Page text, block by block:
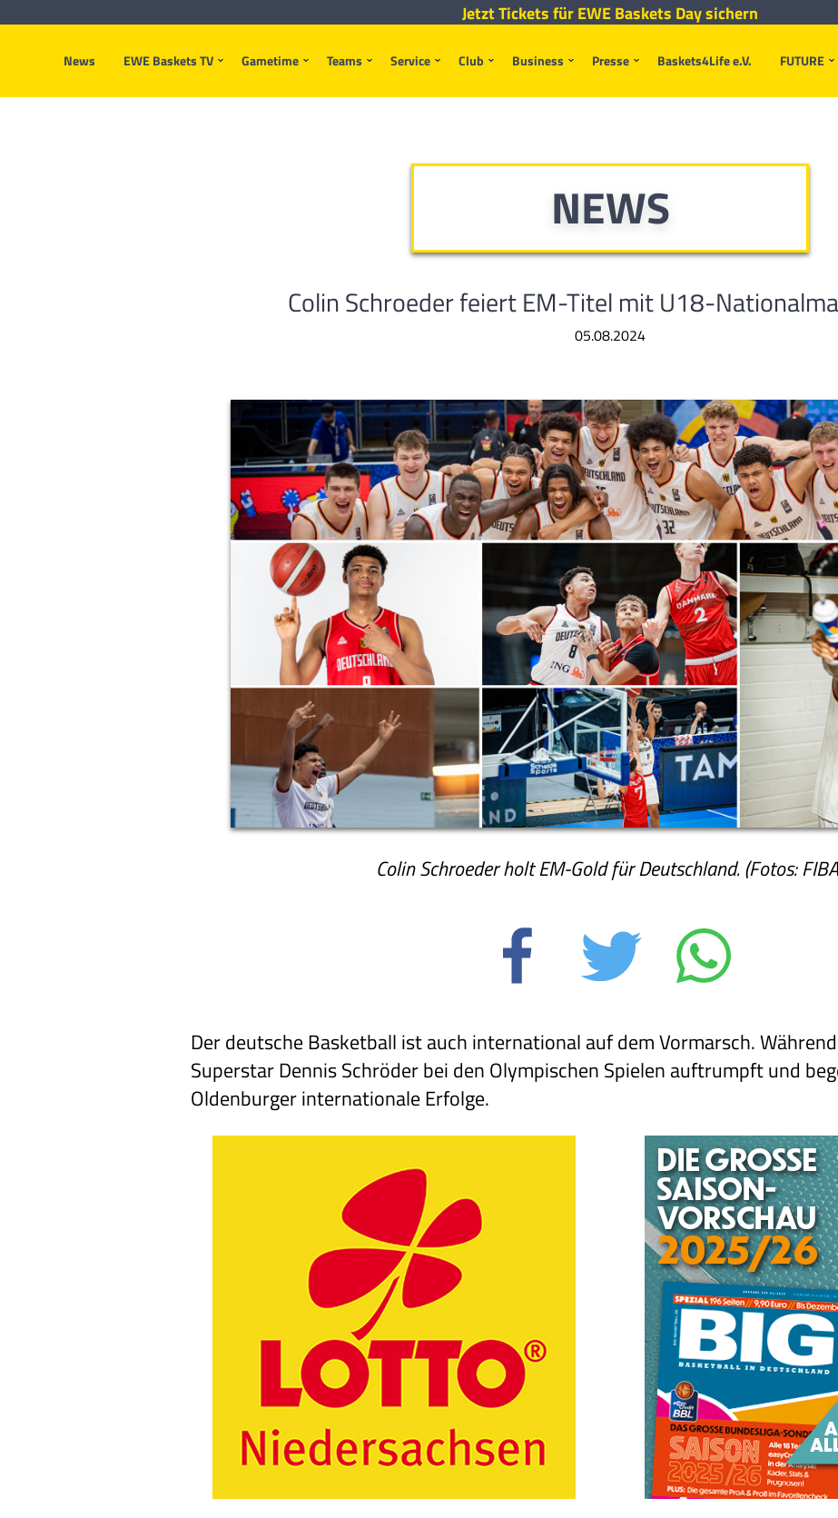
News EWE Baskets TV Gametime Teams Service Club Business Presse Baskets4Life e.V. FUTURE
Jetzt Tickets für EWE Baskets Day sichern
NEWS
Colin Schroeder feiert EM-Titel mit U18-
05.08.2024
Colin Schroeder holt EM-Gold für Deutschland. (Fotos:
Der deutsche Basketball ist auch international auf dem Vormarsch.
Superstar Dennis Schröder bei den Olympischen Spielen auftrumpft und
Oldenburger internationale Erfolge.